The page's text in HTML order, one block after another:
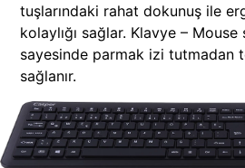
tuşlarındaki rahat dokunuş ile
kolaylığı sağlar. Klavye – Mouse
sayesinde parmak izi tutmadan
sağlanır.